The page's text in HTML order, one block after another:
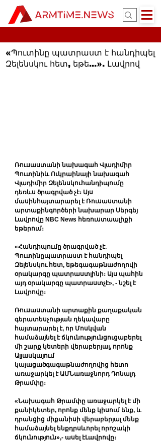
«Պուտինը պատրաստ է հանդիպել
Զելենսկու հետ, եթե...». Լավրով
Ռուսաստանի նախագահ Վլադիմիր
Պուտինիև Ուկրաինայի նախագահ
Վլադիմիր Զելենսկուհանդիպումը
դեռևս ծրագրված չէ։ Այս
մասինհայտարարել է Ռուսաստանի
արտաքինգործերի նախարար Սերգեյ
Լավրովը NBC News հեռուստաալիքի
եթերում։
«Հանդիպումը ծրագրված չէ.
Պուտինըպատրաստ է հանդիպել
Զելենսկու հետ, եթեգագաթնաժողովի
օրակարգը պատրաստլինի։ Այս պահին
այդ օրակարգը պատրաստչէ», - նշել է
Լավրովը։
Ռուսաստանի արտաքին քաղաքական
գերատեսչության ղեկավարը
հայտարարել է, որ Մոսկվան
համաձայնել է ճկունությունցուցաբերել
մի շարք կետերի վերաբերյալ, որոնք
Ալյասկայում
կայացածգագաթնաժողովից հետո
առաջարկել է ԱՄՆառաջնորդ Դոնալդ
Թրամփը։
«Նախագահ Թրամփը առաջարկել է մի
քանիկետեր, որոնք մենք կիսում ենք, և
դրանցից միքանիսի վերաբերյալ մենք
համաձայնել ենքդրսևորել որոշակի
ճկունություն»,- ասել էԼավրովը։